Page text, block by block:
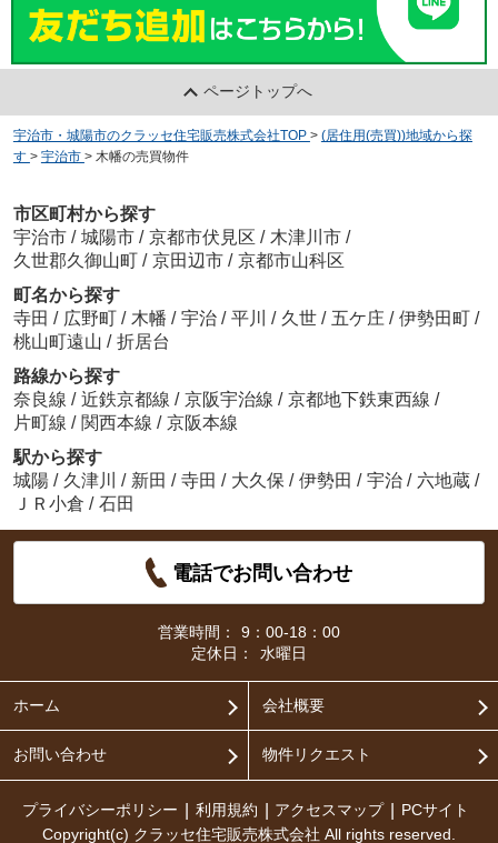
ページトップへ
宇治市・城陽市のクラッセ住宅販売株式会社TOP > (居住用(売買))地域から探
す > 宇治市 > 木幡の売買物件
市区町村から探す
宇治市 / 城陽市 / 京都市伏見区 / 木津川市 /
久世郡久御山町 / 京田辺市 / 京都市山科区
町名から探す
寺田 / 広野町 / 木幡 / 宇治 / 平川 / 久世 / 五ケ庄 / 伊勢田町 /
桃山町遠山 / 折居台
路線から探す
奈良線 / 近鉄京都線 / 京阪宇治線 / 京都地下鉄東西線 /
片町線 / 関西本線 / 京阪本線
駅から探す
城陽 / 久津川 / 新田 / 寺田 / 大久保 / 伊勢田 / 宇治 / 六地蔵 /
ＪＲ小倉 / 石田
電話でお問い合わせ
営業時間：
9：00-18：00
定休日：
水曜日
ホーム 会社概要
お問い合わせ 物件リクエスト
プライバシーポリシー 利用規約 アクセスマップ
PCサイト
Copyright(c) クラッセ住宅販売株式会社 All rights reserved.